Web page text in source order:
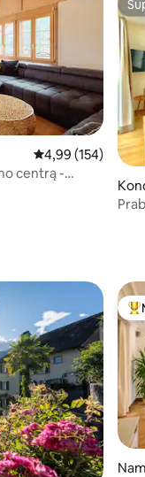
Vidutinis
4,99 (154)
centrą -